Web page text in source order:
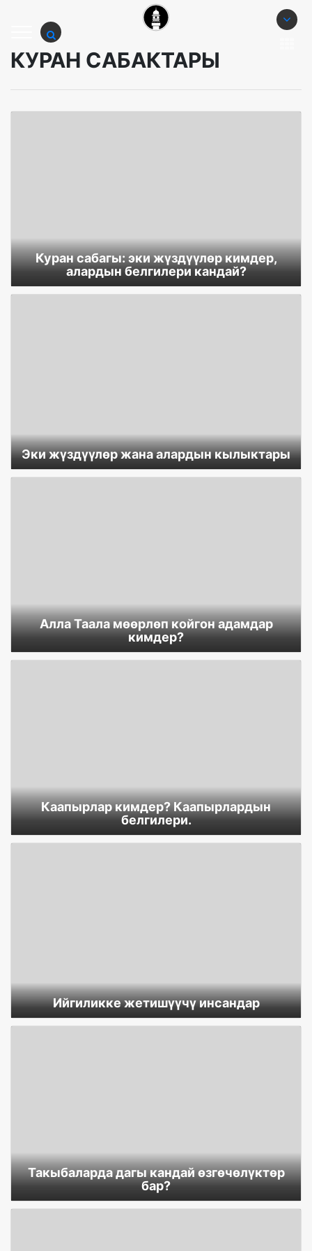
КУРАН САБАКТАРЫ
Куран сабагы: эки жүздүүлөр кимдер,
алардын белгилери кандай?
Эки жүздүүлөр жана алардын кылыктары
Алла Таала мөөрлөп койгон адамдар
кимдер?
Каапырлар кимдер? Каапырлардын
белгилери.
Ийгиликке жетишүүчү инсандар
Такыбаларда дагы кандай өзгөчөлүктөр
бар?